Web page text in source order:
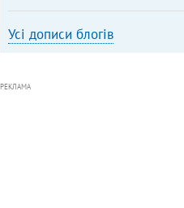
Усі дописи блогів
РЕКЛАМА